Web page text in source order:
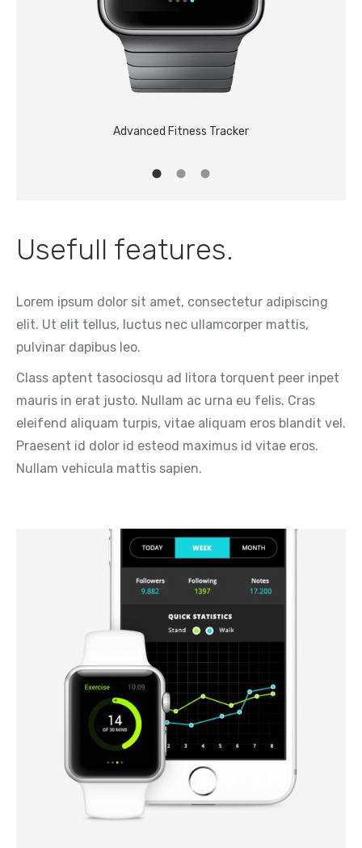
Advanced Fitness Tracker
Usefull features.
Lorem ipsum dolor sit amet, consectetur adipiscing
elit. Ut elit tellus, luctus nec ullamcorper mattis,
pulvinar dapibus leo.
Class aptent tasociosqu ad litora torquent peer inpet
mauris in erat justo. Nullam ac urna eu felis. Cras
eleifend aliquam turpis, vitae aliquam eros blandit vel.
Praesent id dolor id esteod maximus id vitae eros.
Nullam vehicula mattis sapien.